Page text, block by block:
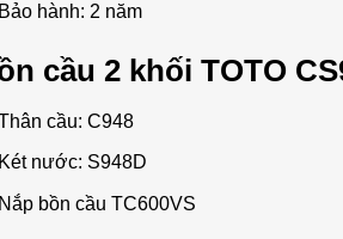
hành: 2 năm
cầu 2 khối TOTO
cầu: C948
nước: S948D
bồn cầu TC600VS